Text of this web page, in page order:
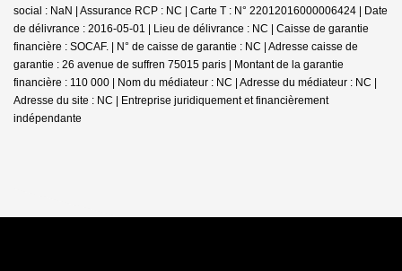
social : NaN | Assurance RCP : NC | Carte T : N° 22012016000006424 | Date
de délivrance : 2016-05-01 | Lieu de délivrance : NC | Caisse de garantie
financière : SOCAF. | N° de caisse de garantie : NC | Adresse caisse de
garantie : 26 avenue de suffren 75015 paris | Montant de la garantie
financière : 110 000 | Nom du médiateur : NC | Adresse du médiateur : NC |
Adresse du site : NC | Entreprise juridiquement et financièrement
indépendante